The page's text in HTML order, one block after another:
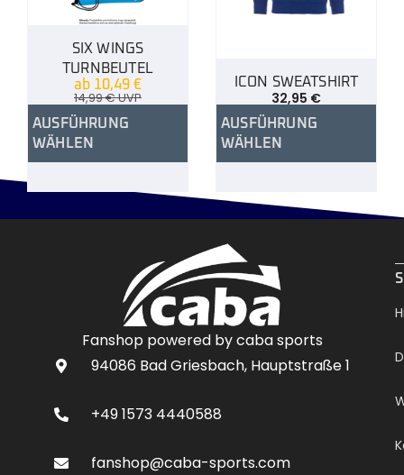
SIX WINGS
TURNBEUTEL
ab 10,49 €
14,99€UVP
AUSFÜHRUNG
WÄHLEN
ICON SWEATSHIRT
32,95 €
AUSFÜHRUNG
WÄHLEN
Fanshop powered by caba sports
94086 Bad Griesbach, Hauptstraße 1
+49 1573 4440588
fanshop@caba-sports.com